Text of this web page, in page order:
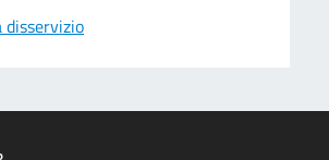
disservizio